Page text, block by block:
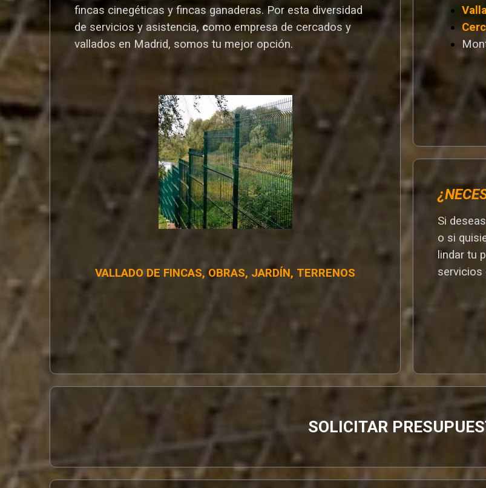
Si
o si
lindar tu
servicios
fincas cinegéticas y fincas ganaderas.Por esta diversidad
de servicios y asistencia,como empresa de cercados y
vallados en Madrid, somos tu mejor opción.
VALLADO DE FINCAS, OBRAS, JARDÍN, TERRENOS
SOLICITAR